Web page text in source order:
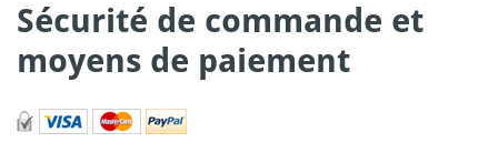
Sécurité de commande et
moyens de paiement